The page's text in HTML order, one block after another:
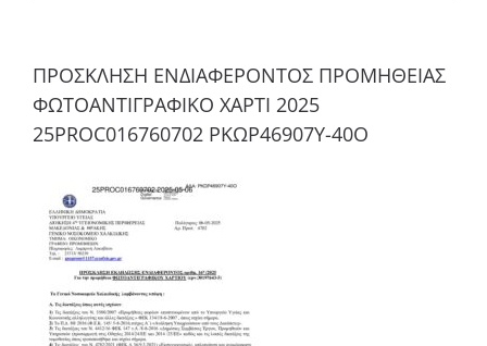
ΠΡΟΣΚΛΗΣΗ ΕΝΔΙΑΦΕΡΟΝΤΟΣ ΠΡΟΜΗΘΕΙΑΣ
ΦΩΤΟΑΝΤΙΓΡΑΦΙΚΟ ΧΑΡΤΙ 2025
25PROC016760702 ΡΚΩΡ46907Υ-40Ο